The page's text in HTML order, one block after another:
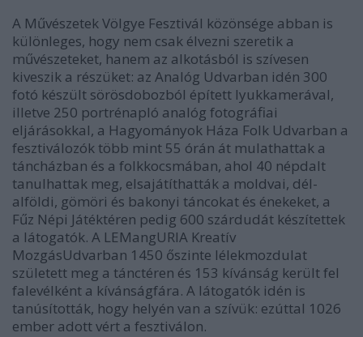
A Művészetek Völgye Fesztivál közönsége abban is
különleges, hogy nem csak élvezni szeretik a
művészeteket, hanem az alkotásból is szívesen
kiveszik a részüket: az Analóg Udvarban idén 300
fotó készült sörösdobozból épített lyukkamerával,
illetve 250 portrénapló analóg fotográfiai
eljárásokkal, a Hagyományok Háza Folk Udvarban a
fesztiválozók több mint 55 órán át mulathattak a
táncházban és a folkkocsmában, ahol 40 népdalt
tanulhattak meg, elsajátíthatták a moldvai, dél-
alföldi, gömöri és bakonyi táncokat és énekeket, a
Fűz Népi Játéktéren pedig 600 szárdudát készítettek
a látogatók. A LEMangURIA Kreatív
MozgásUdvarban 1450 őszinte lélekmozdulat
született meg a tánctéren és 153 kívánság került fel
falevélként a kívánságfára. A látogatók idén is
tanúsították, hogy helyén van a szívük: ezúttal 1026
ember adott vért a fesztiválon.